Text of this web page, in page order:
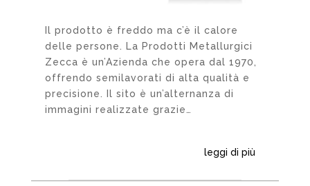
Il prodotto è freddo ma c’è il calore
delle persone. La Prodotti Metallurgici
Zecca è un’Azienda che opera dal 1970,
offrendo semilavorati di alta qualità e
precisione. Il sito è un’alternanza di
immagini realizzate grazie…
leggi di più